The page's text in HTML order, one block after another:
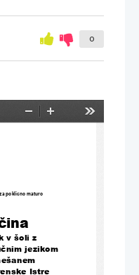
meni 0
Pomanjšaj
poklicno maturo
v šoli z
jezikom
e Istre